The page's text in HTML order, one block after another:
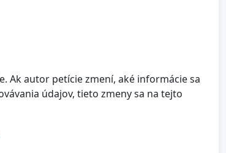
Ak autor petície zmení, aké informácie sa
údajov, tieto zmeny sa na tejto